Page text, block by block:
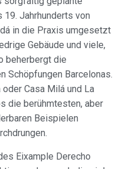
Jahrhunderts von
in die Praxis umgesetzt
Gebäude und viele,
beherbergt die
Schöpfungen Barcelonas.
Casa Milá und La
die berühmtesten, aber
Beispielen
Eixample Derecho